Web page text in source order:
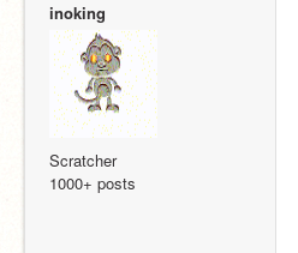
inoking
Scratcher
1000+ posts